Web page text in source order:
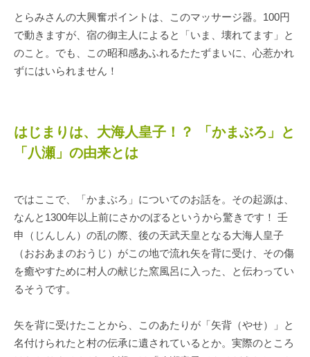
とらみさんの大興奮ポイントは、このマッサージ器。100円
で動きますが、宿の御主人によると「いま、壊れてます」と
のこと。でも、この昭和感あふれるたたずまいに、心惹かれ
ずにはいられません！
はじまりは、大海人皇子！？ 「かまぶろ」と
「八瀬」の由来とは
ではここで、「かまぶろ」についてのお話を。その起源は、
なんと1300年以上前にさかのぼるというから驚きです！ 壬
申（じんしん）の乱の際、後の天武天皇となる大海人皇子
（おおあまのおうじ）がこの地で流れ矢を背に受け、その傷
を癒やすために村人の献じた窯風呂に入った、と伝わってい
るそうです。
矢を背に受けたことから、このあたりが「矢背（やせ）」と
名付けられたと村の伝承に遺されているとか。実際のところ